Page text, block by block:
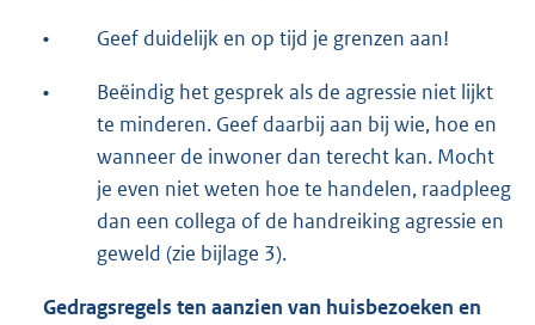
• Geef duidelijk en op tijd je grenzen aan!
•
Beëindig het gesprek als de agressie niet lijkt
te minderen. Geef daarbij aan bij wie, hoe en
wanneer de inwoner dan terecht kan. Mocht
je even niet weten hoe te handelen, raadpleeg
dan een collega of de handreiking agressie en
geweld (zie bijlage 3).
Gedragsregels ten aanzien van huisbezoeken en